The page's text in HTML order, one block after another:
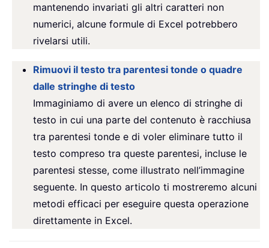
mantenendo invariati gli altri caratteri non
numerici, alcune formule di Excel potrebbero
rivelarsi utili.
Rimuovi il testo tra parentesi tonde o quadre
dalle stringhe di testo
Immaginiamo di avere un elenco di stringhe di
testo in cui una parte del contenuto è racchiusa
tra parentesi tonde e di voler eliminare tutto il
testo compreso tra queste parentesi, incluse le
parentesi stesse, come illustrato nell’immagine
seguente. In questo articolo ti mostreremo alcuni
metodi efficaci per eseguire questa operazione
direttamente in Excel.